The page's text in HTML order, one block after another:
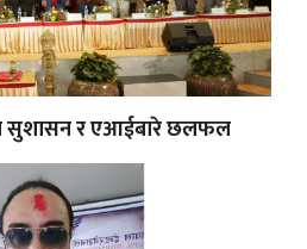
सुशासन र एआईबारे छलफल